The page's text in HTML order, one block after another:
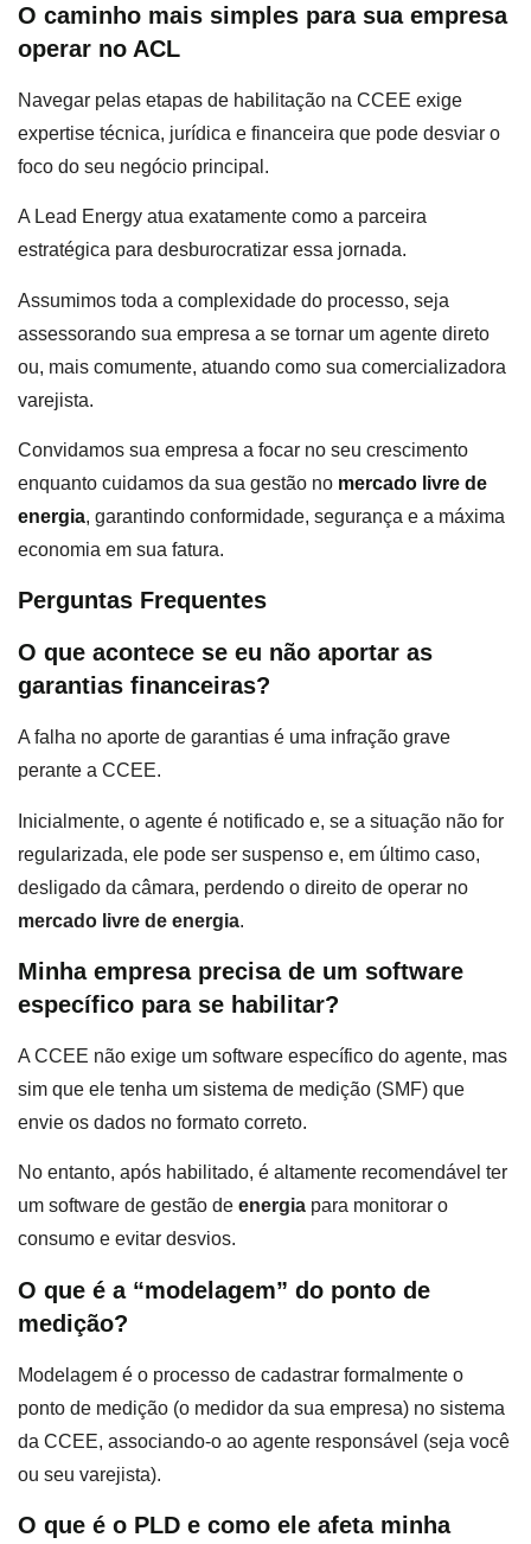
O caminho mais simples para sua empresa
operar no ACL
Navegar pelas etapas de habilitação na CCEE exige
expertise técnica, jurídica e financeira que pode desviar o
foco do seu negócio principal.
A Lead Energy atua exatamente como a parceira
estratégica para desburocratizar essa jornada.
Assumimos toda a complexidade do processo, seja
assessorando sua empresa a se tornar um agente direto
ou, mais comumente, atuando como sua comercializadora
varejista.
Convidamos sua empresa a focar no seu crescimento
enquanto cuidamos da sua gestão no mercado livre de
energia, garantindo conformidade, segurança e a máxima
economia em sua fatura.
Perguntas Frequentes
O que acontece se eu não aportar as
garantias financeiras?
A falha no aporte de garantias é uma infração grave
perante a CCEE.
Inicialmente, o agente é notificado e, se a situação não for
regularizada, ele pode ser suspenso e, em último caso,
desligado da câmara, perdendo o direito de operar no
mercado livre de energia.
Minha empresa precisa de um software
específico para se habilitar?
A CCEE não exige um software específico do agente, mas
sim que ele tenha um sistema de medição (SMF) que
envie os dados no formato correto.
No entanto, após habilitado, é altamente recomendável ter
um software de gestão de energia para monitorar o
consumo e evitar desvios.
O que é a “modelagem” do ponto de
medição?
Modelagem é o processo de cadastrar formalmente o
ponto de medição (o medidor da sua empresa) no sistema
da CCEE, associando-o ao agente responsável (seja você
ou seu varejista).
O que é o PLD e como ele afeta minha